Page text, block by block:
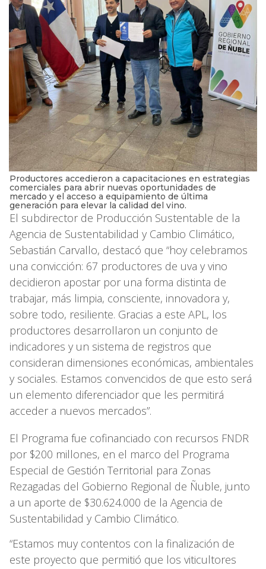
Productores accedieron a capacitaciones en estrategias
comerciales para abrir nuevas oportunidades de
mercado y el acceso a equipamiento de última
generación para elevar la calidad del vino.
El subdirector de Producción Sustentable de la
Agencia de Sustentabilidad y Cambio Climático,
Sebastián Carvallo, destacó que “hoy celebramos
una convicción: 67 productores de uva y vino
decidieron apostar por una forma distinta de
trabajar, más limpia, consciente, innovadora y,
sobre todo, resiliente. Gracias a este APL, los
productores desarrollaron un conjunto de
indicadores y un sistema de registros que
consideran dimensiones económicas, ambientales
y sociales. Estamos convencidos de que esto será
un elemento diferenciador que les permitirá
acceder a nuevos mercados”.
El Programa fue cofinanciado con recursos FNDR
por $200 millones, en el marco del Programa
Especial de Gestión Territorial para Zonas
Rezagadas del Gobierno Regional de Ñuble, junto
a un aporte de $30.624.000 de la Agencia de
Sustentabilidad y Cambio Climático.
“Estamos muy contentos con la finalización de
este proyecto que permitió que los viticultores